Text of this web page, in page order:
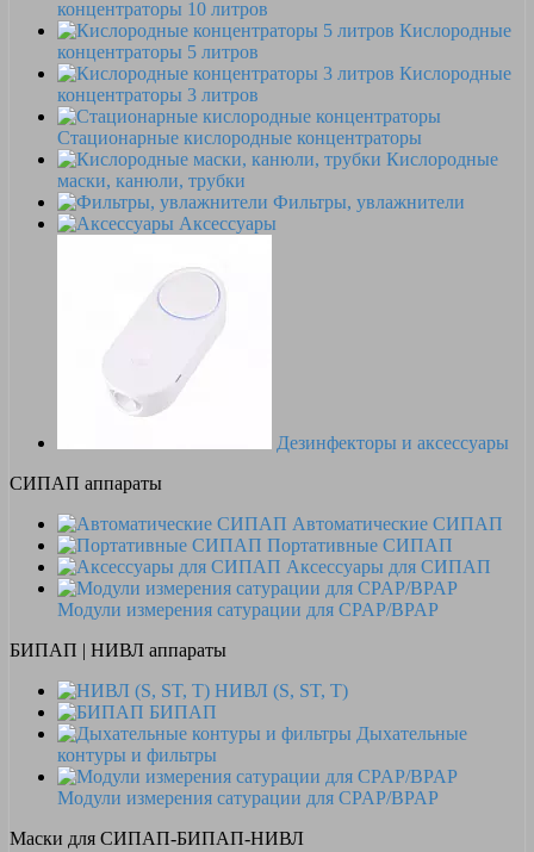
концентраторы 10 литров
Кислородные
концентраторы 5 литров
Кислородные
концентраторы 3 литров
Стационарные кислородные концентраторы
Кислородные
маски, канюли, трубки
Фильтры, увлажнители
Аксессуары
Дезинфекторы и аксессуары
СИПАП аппараты
Автоматические СИПАП
Портативные СИПАП
Аксессуары для СИПАП
Модули измерения сатурации для CPAP/BPAP
БИПАП | НИВЛ аппараты
НИВЛ (S, ST, T)
БИПАП
Дыхательные
контуры и фильтры
Модули измерения сатурации для CPAP/BPAP
Маски для СИПАП-БИПАП-НИВЛ